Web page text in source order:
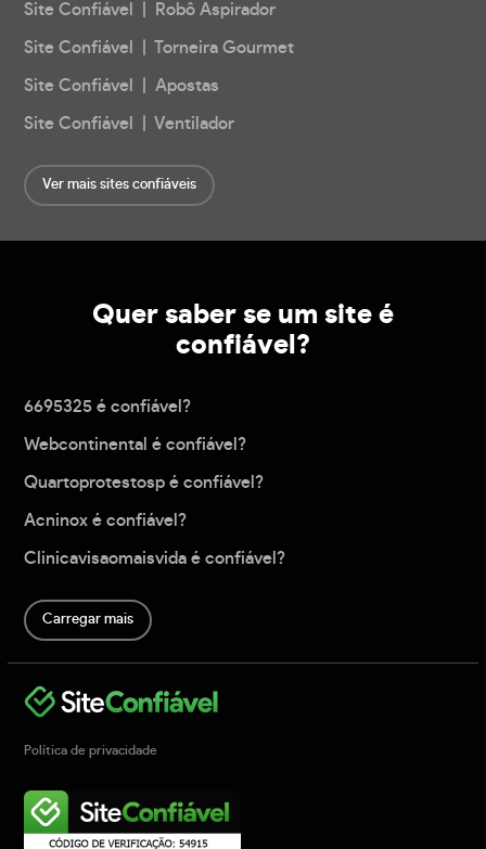
Site Confiável | Robô Aspirador
Site Confiável | Torneira Gourmet
Site Confiável | Apostas
Site Confiável | Ventilador
Ver mais sites confiáveis
Quer saber se um site é
confiável?
6695325 é confiável?
Webcontinental é confiável?
Quartoprotestosp é confiável?
Acninox é confiável?
Clinicavisaomaisvida é confiável?
Carregar mais
Política de privacidade